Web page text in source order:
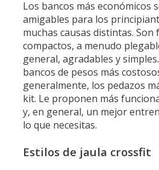
Los bancos más económicos
amigables para los
muchas causas distintas. Son
compactos, a menudo
general, agradables y
bancos de pesos más
generalmente, los pedazos
kit. Le proponen más
y, en general, un mejor
lo que necesitas.
Estilos de jaula crossfit